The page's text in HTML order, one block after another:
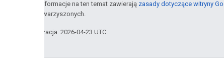
Szczegółowe informacje na ten temat zawierają zasady dotyczące witryny
podmiotów stowarzyszonych.
Ostatnia aktualizacja: 2026-04-23 UTC.